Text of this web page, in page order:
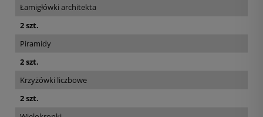
Łamigłówki architekta
2 szt.
Piramidy
2 szt.
Krzyżówki liczbowe
2 szt.